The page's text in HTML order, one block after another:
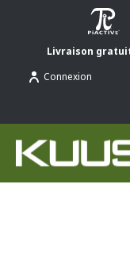
Livraison
Connexion